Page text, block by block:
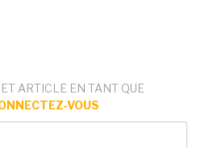
ARTICLE EN TANT QUE
VOUS